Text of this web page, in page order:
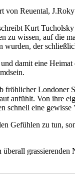
von Reuental,
Kurt
zu wissen, auf die
wurden, der
damit eine
Londoner
anfühlt. Von ihre
schnell eine gewisse
Gefühlen zu tun,
überall